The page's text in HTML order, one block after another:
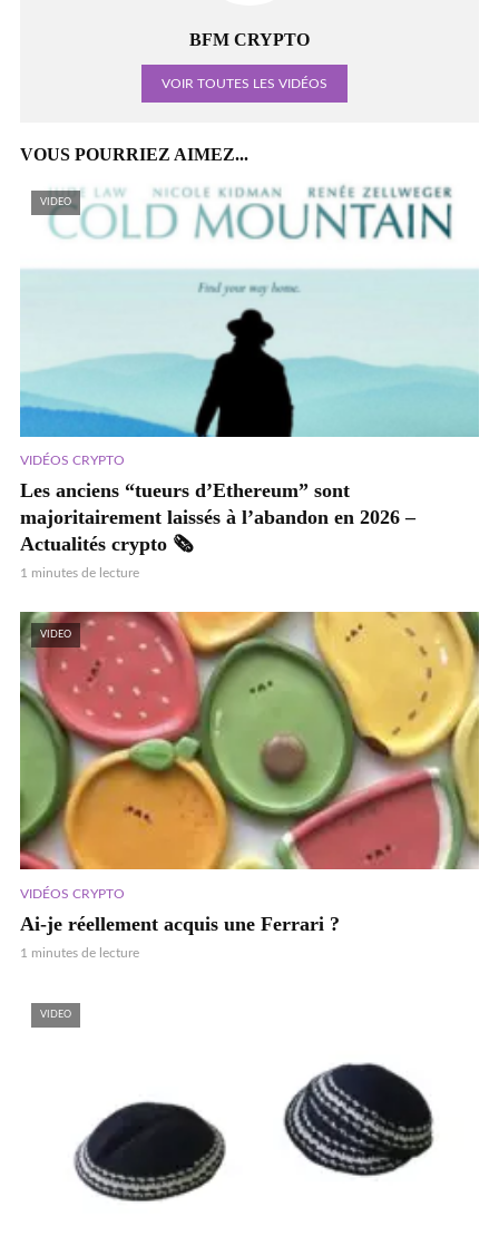
BFM CRYPTO
VOIR TOUTES LES VIDÉOS
VOUS POURRIEZ AIMEZ...
VIDEO
VIDÉOS CRYPTO
Les anciens “tueurs d’Ethereum” sont
majoritairement laissés à l’abandon en 2026 –
Actualités crypto 🗞️
1 minutes de lecture
VIDEO
VIDÉOS CRYPTO
Ai-je réellement acquis une Ferrari ?
1 minutes de lecture
VIDEO